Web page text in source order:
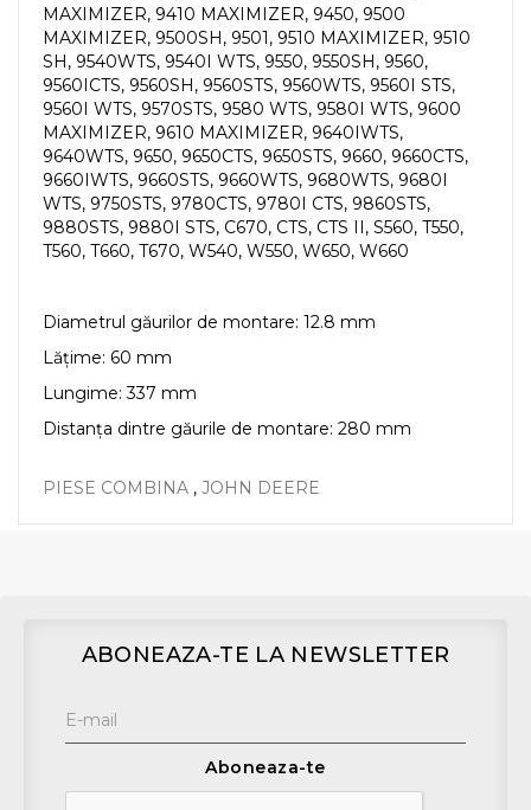
MAXIMIZER, 9410 MAXIMIZER, 9450, 9500
MAXIMIZER, 9500SH, 9501, 9510 MAXIMIZER, 9510
SH, 9540WTS, 9540I WTS, 9550, 9550SH, 9560,
9560ICTS, 9560SH, 9560STS, 9560WTS, 9560I STS,
9560I WTS, 9570STS, 9580 WTS, 9580I WTS, 9600
MAXIMIZER, 9610 MAXIMIZER, 9640IWTS,
9640WTS, 9650, 9650CTS, 9650STS, 9660, 9660CTS,
9660IWTS, 9660STS, 9660WTS, 9680WTS, 9680I
WTS, 9750STS, 9780CTS, 9780I CTS, 9860STS,
9880STS, 9880I STS, C670, CTS, CTS II, S560, T550,
T560, T660, T670, W540, W550, W650, W660
Diametrul găurilor de montare: 12.8 mm
Lățime: 60 mm
Lungime: 337 mm
Distanța dintre găurile de montare: 280 mm
PIESE COMBINA , JOHN DEERE
ABONEAZA-TE LA NEWSLETTER
Aboneaza-te